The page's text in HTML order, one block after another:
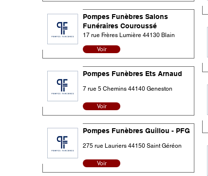
Pompes Funèbres Salons
Funéraires Couroussé
17 rue Frères Lumière 44130 Blain
Voir
Pompes Funèbres Ets Arnaud
7 rue 5 Chemins 44140 Geneston
Voir
Pompes Funèbres Guillou - PFG
275 rue Lauriers 44150 Saint Géréon
Voir